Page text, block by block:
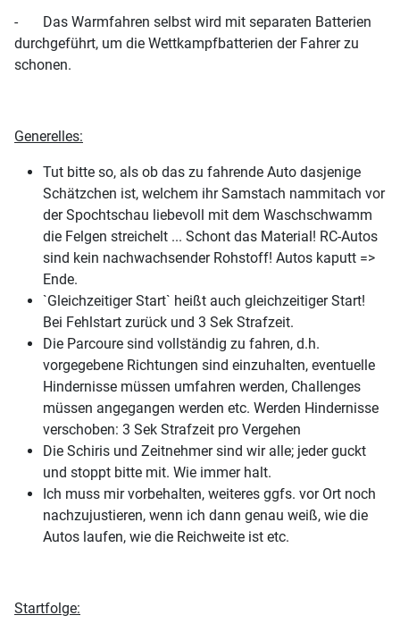
- Das Warmfahren selbst wird mit separaten Batterien
durchgeführt, um die Wettkampfbatterien der Fahrer zu
schonen.
Generelles:
Tut bitte so, als ob das zu fahrende Auto dasjenige
Schätzchen ist, welchem ihr Samstach nammitach vor
der Spochtschau liebevoll mit dem Waschschwamm
die Felgen streichelt ... Schont das Material! RC-Autos
sind kein nachwachsender Rohstoff! Autos kaputt =>
Ende.
`Gleichzeitiger Start` heißt auch gleichzeitiger Start!
Bei Fehlstart zurück und 3 Sek Strafzeit.
Die Parcoure sind vollständig zu fahren, d.h.
vorgegebene Richtungen sind einzuhalten, eventuelle
Hindernisse müssen umfahren werden, Challenges
müssen angegangen werden etc. Werden Hindernisse
verschoben: 3 Sek Strafzeit pro Vergehen
Die Schiris und Zeitnehmer sind wir alle; jeder guckt
und stoppt bitte mit. Wie immer halt.
Ich muss mir vorbehalten, weiteres ggfs. vor Ort noch
nachzujustieren, wenn ich dann genau weiß, wie die
Autos laufen, wie die Reichweite ist etc.
Startfolge: